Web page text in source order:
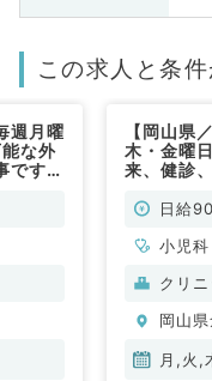
この求人と条
週月曜
な外
です
【岡山県
木・金曜
来、健診
日給
小児科
クリ
岡山
月,火,